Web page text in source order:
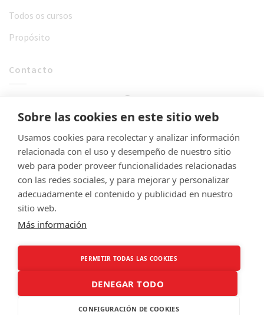
Todos os cursos
Propósito
Contacto
info@sabelasalgueiro.org
Copyright 2026 -Sabela Salgueiro ©
Sobre las cookies en este sitio web
Usamos cookies para recolectar y analizar información
relacionada con el uso y desempeño de nuestro sitio
web para poder proveer funcionalidades relacionadas
con las redes sociales, y para mejorar y personalizar
adecuadamente el contenido y publicidad en nuestro
sitio web.
Más información
PERMITIR TODAS LAS COOKIES
DENEGAR TODO
CONFIGURACIÓN DE COOKIES